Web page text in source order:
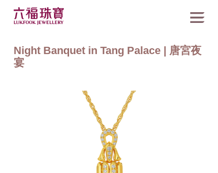
Night Banquet in Tang Palace | 唐宮夜
宴